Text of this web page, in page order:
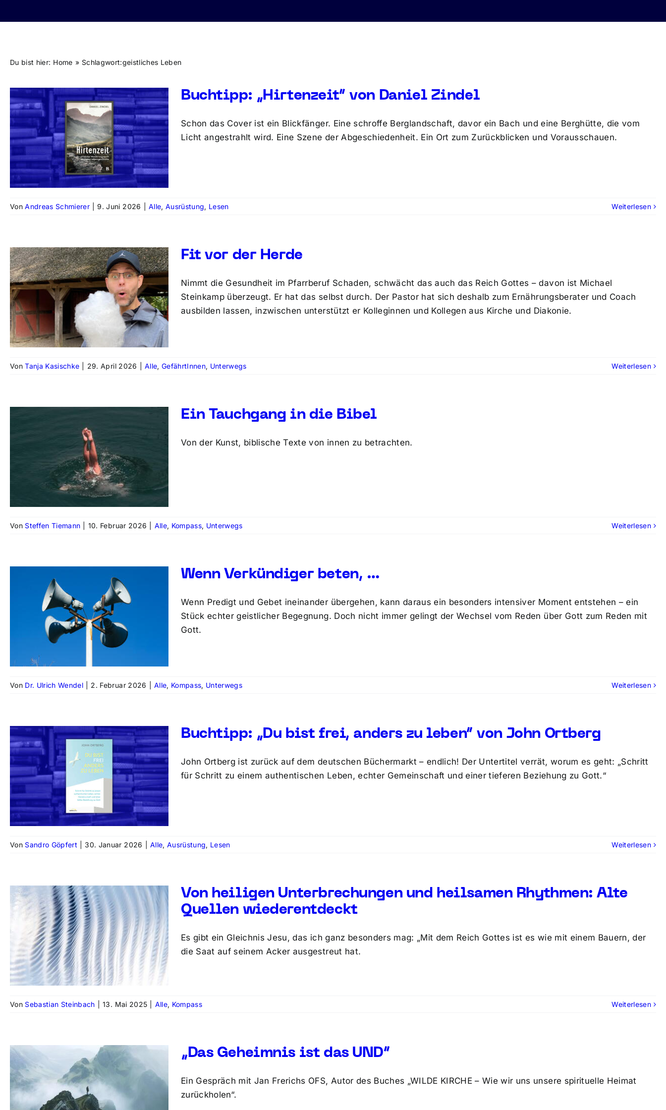
Du bist hier: Home Schlagwort:geistliches Leben
Buchtipp: „Hirtenzeit“ von Daniel Zindel
Schon das Cover ist ein Blickfänger. Eine schroffe Berglandschaft, davor ein Bach und eine Berghütte, die vom
Licht angestrahlt wird. Eine Szene der Abgeschiedenheit. Ein Ort zum Zurückblicken und Vorausschauen.
VonAndreas Schmierer 9. Juni 2026 Alle, Ausrüstung, Lesen Weiterlesen
Fit vor der Herde
Nimmt die Gesundheit im Pfarrberuf Schaden, schwächt das auch das Reich Gottes – davon ist Michael
Steinkamp überzeugt. Er hat das selbst durch. Der Pastor hat sich deshalb zum Ernährungsberater und Coach
ausbilden lassen, inzwischen unterstützt er Kolleginnen und Kollegen aus Kirche und Diakonie.
VonTanja Kasischke 29. April 2026 Alle, GefährtInnen, Unterwegs Weiterlesen
Ein Tauchgang in die Bibel
Von der Kunst, biblische Texte von innen zu betrachten.
Von Steffen Tiemann 10. Februar 2026 Alle, Kompass, Unterwegs Weiterlesen
Wenn Verkündiger beten, …
Wenn Predigt und Gebet ineinander übergehen, kann daraus ein besonders intensiver Moment entstehen – ein
Stück echter geistlicher Begegnung. Doch nicht immer gelingt der Wechsel vom Reden über Gott zum Reden mit
Gott.
Von Dr. Ulrich Wendel 2. Februar 2026 Alle, Kompass, Unterwegs Weiterlesen
Buchtipp: „Du bist frei, anders zu leben“ von John Ortberg
John Ortberg ist zurück auf dem deutschen Büchermarkt – endlich! Der Untertitel verrät, worum es geht: „Schritt
für Schritt zu einem authentischen Leben, echter Gemeinschaft und einer tieferen Beziehung zu Gott.“
Von Sandro Göpfert 30. Januar 2026 Alle, Ausrüstung, Lesen Weiterlesen
Von heiligen Unterbrechungen und heilsamen Rhythmen: Alte
Quellen wiederentdeckt
Es gibt ein Gleichnis Jesu, das ich ganz besonders mag: „Mit dem Reich Gottes ist es wie mit einem Bauern, der
die Saat auf seinem Acker ausgestreut hat.
Von Sebastian Steinbach 13. Mai 2025 Alle, Kompass Weiterlesen
„Das Geheimnis ist das UND“
Ein Gespräch mit Jan Frerichs OFS, Autor des Buches „WILDE KIRCHE – Wie wir uns unsere spirituelle Heimat
zurückholen“.